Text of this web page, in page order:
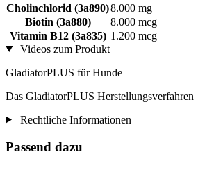
Cholinchlorid (3a890)8.000 mg
Biotin (3a880)
8.000 mcg
Vitamin B12 (3a835) 1.200 mcg
Videos zum Produkt
GladiatorPLUS für Hunde
Das GladiatorPLUS Herstellungsverfahren
Rechtliche Informationen
Passend dazu